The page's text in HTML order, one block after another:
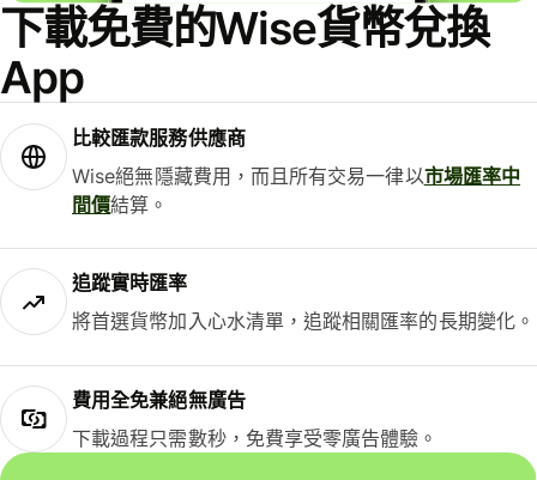
下載免費的Wise貨幣兌換
App
比較匯款服務供應商
Wise絕無隱藏費用，而且所有交易一律以市場匯率中
間價結算。
追蹤實時匯率
將首選貨幣加入心水清單，追蹤相關匯率的長期變化。
費用全免兼絕無廣告
下載過程只需數秒，免費享受零廣告體驗。